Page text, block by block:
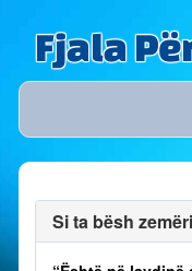
Fjala
Si ta bësh